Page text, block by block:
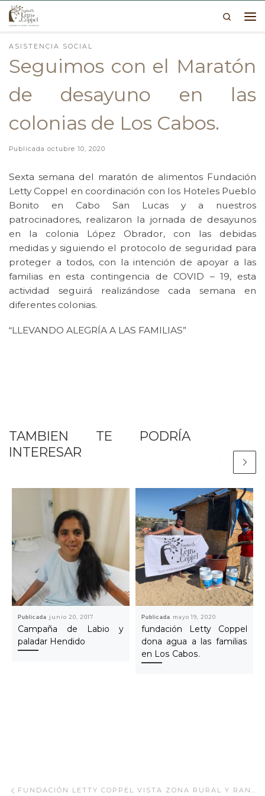
Skip to content
Search
ASISTENCIA SOCIAL
Seguimos con el Maratón
de desayuno en las
colonias de Los Cabos.
Publicada octubre 10, 2020
Sexta semana del maratón de alimentos Fundación
Letty Coppel en coordinación con los Hoteles Pueblo
Bonito en Cabo San Lucas y a nuestros
patrocinadores, realizaron la jornada de desayunos
en la colonia López Obrador, con las debidas
medidas y siguiendo el protocolo de seguridad para
proteger a todos, con la intención de apoyar a las
familias en esta contingencia de COVID – 19, esta
actividad seguirá realizándose cada semana en
diferentes colonias.
“LLEVANDO ALEGRÍA A LAS FAMILIAS”
TAMBIEN TE PODRÍA
INTERESAR
Publicada junio 20, 2017
Campaña de Labio y
paladar Hendido
Publicada mayo 19, 2020
fundación Letty Coppel
dona agua a las familias
en Los Cabos.
Navegar Artículo FUNDACIÓN LETTY COPPEL VISTA ZONA RURAL Y RANCHERÍAS LA PAZ B.C.S.